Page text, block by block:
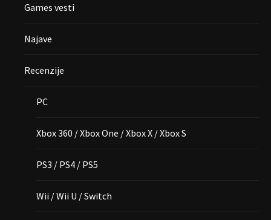
Games vesti
Najave
Recenzije
PC
Xbox 360 / Xbox One / Xbox X / Xbox S
PS3 / PS4 / PS5
Wii / Wii U / Switch